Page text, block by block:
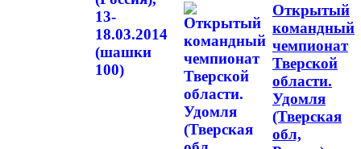
Открытый
командный
чемпионат
Тверской
области.
Удомля
(Тверская
обл,